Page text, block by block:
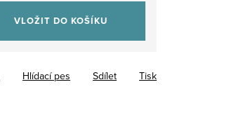
VLOŽIT DO KOŠÍKU
Tisk
Hlídací pes Sdílet